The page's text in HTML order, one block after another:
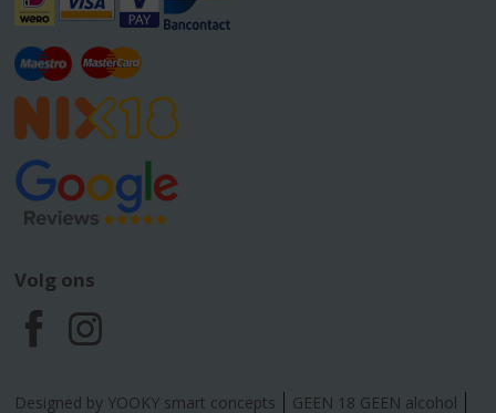
Volg ons
F
a
I
n
Designed by YOOKY smart concepts GEEN 18 GEEN alcohol